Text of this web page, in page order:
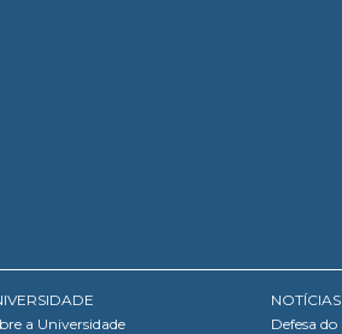
a Universidade
NOTÍCIAS
Defesa do